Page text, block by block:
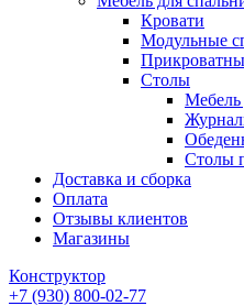
Кровати
Модульные
Столы
Мебель
Столы
Доставка и сборка
Оплата
Отзывы клиентов
Магазины
Конструктор
+7 (930) 800-02-77